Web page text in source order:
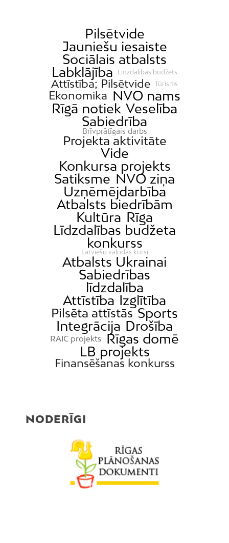
Pilsētvide
Jauniešu iesaiste
Sociālais atbalsts
Labklājība
Līdzdalības budžets
Attīstība; Pilsētvide Tūrisms
Ekonomika NVO nams
Rīgā notiek Veselība
Sabiedrība
Brīvprātīgais darbs
Projekta aktivitāte
Vide
Konkursa projekts
Satiksme NVO ziņa
Uzņēmējdarbība
Atbalsts biedrībām
Kultūra Rīga
Līdzdalības budžeta
konkurss
Latviešu valodas kursi
Atbalsts Ukrainai
Sabiedrības
līdzdalība
Attīstība Izglītība
Pilsēta attīstās Sports
Integrācija Drošība
RAIC projekts
Rīgas domē
LB projekts
Finansēšanas konkurss
NODERĪGI